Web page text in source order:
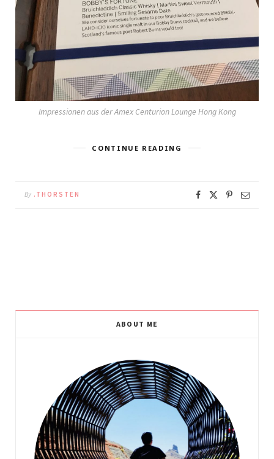
Impressionen aus der Amex Centurion Lounge Hong Kong
CONTINUE READING
By .THORSTEN
ABOUT ME